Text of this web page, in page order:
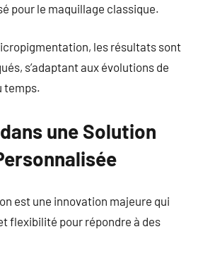
pour le maquillage classique.
les résultats sont
s’adaptant aux évolutions de
temps.
une Solution
est une innovation majeure qui
flexibilité pour répondre à des